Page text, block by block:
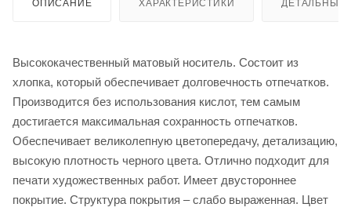
ОПИСАНИЕ ХАРАКТЕРИСТИКИ ДЕТАЛЬНЫЕ
Высококачественный матовый носитель. Состоит из
хлопка, который обеспечивает долговечность отпечатков.
Производится без использования кислот, тем самым
достигается максимальная сохранность отпечатков.
Обеспечивает великолепную цветопередачу, детализацию,
высокую плотность черного цвета. Отлично подходит для
печати художественных работ. Имеет двустороннее
покрытие. Структура покрытия – слабо выраженная. Цвет